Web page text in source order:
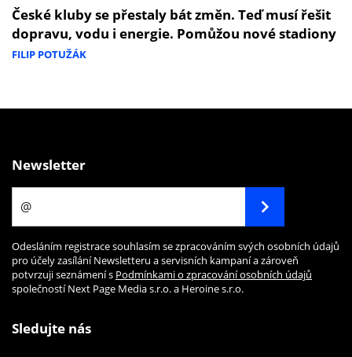
České kluby se přestaly bát změn. Teď musí řešit
dopravu, vodu i energie. Pomůžou nové stadiony
FILIP POTUŽÁK
Newsletter
Odesláním registrace souhlasím se zpracováním svých osobních údajů
pro účely zasílání Newsletteru a servisních kampaní a zároveň
potvrzuji seznámení s Podmínkami o zpracování osobních údajů
společností Next Page Media s.r.o. a Heroine s.r.o.
Sledujte nás